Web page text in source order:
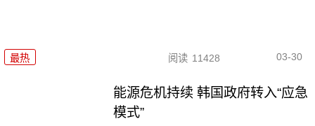
最热 阅读 11428 03-30
能源危机持续 韩国政府转入“应急
模式”